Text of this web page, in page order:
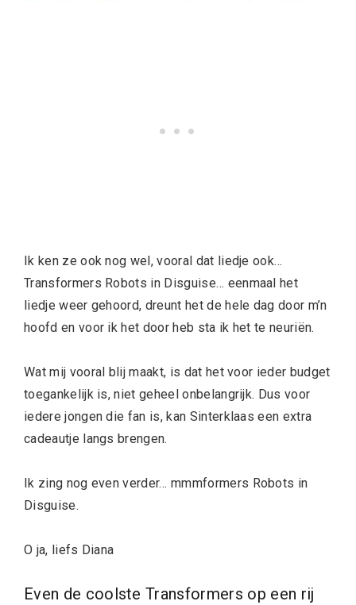
Ik ken ze ook nog wel, vooral dat liedje ook…
Transformers Robots in Disguise… eenmaal het
liedje weer gehoord, dreunt het de hele dag door m’n
hoofd en voor ik het door heb sta ik het te neuriën.
Wat mij vooral blij maakt, is dat het voor ieder budget
toegankelijk is, niet geheel onbelangrijk. Dus voor
iedere jongen die fan is, kan Sinterklaas een extra
cadeautje langs brengen.
Ik zing nog even verder… mmmformers Robots in
Disguise.
O ja, liefs Diana
Even de coolste Transformers op een rij